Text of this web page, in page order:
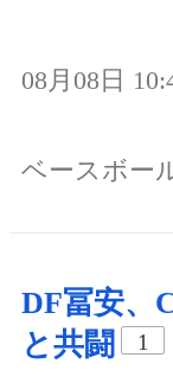
08月08日
ベースボー
DF冨安、
と共闘
1